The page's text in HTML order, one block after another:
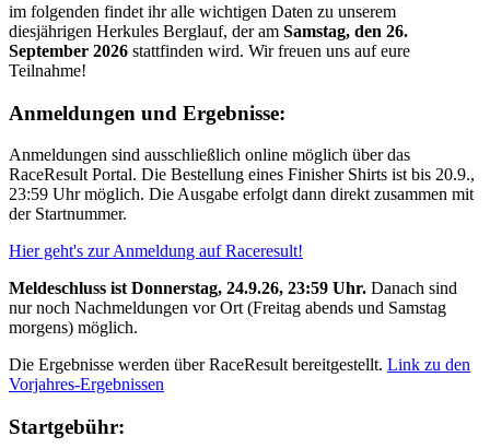
im folgenden findet ihr alle wichtigen Daten zu unserem
diesjährigen Herkules Berglauf, der am Samstag, den 26.
September 2026 stattfinden wird. Wir freuen uns auf eure
Teilnahme!
Anmeldungen und Ergebnisse:
Anmeldungen sind ausschließlich online möglich über das
RaceResult Portal. Die Bestellung eines Finisher Shirts ist bis 20.9.,
23:59 Uhr möglich. Die Ausgabe erfolgt dann direkt zusammen mit
der Startnummer.
Hier geht's zur Anmeldung auf Raceresult!
Meldeschluss ist Donnerstag, 24.9.26, 23:59 Uhr. Danach sind
nur noch Nachmeldungen vor Ort (Freitag abends und Samstag
morgens) möglich.
Die Ergebnisse werden über RaceResult bereitgestellt. Link zu den
Vorjahres-Ergebnissen
Startgebühr: